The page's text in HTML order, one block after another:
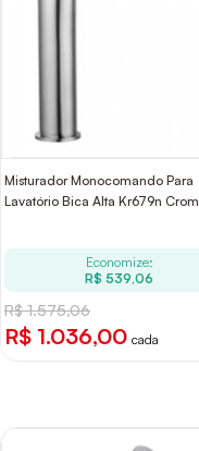
Misturador Monocomando Para
Lavatório Bica Alta Kr679n
Economize:
R$ 539,06
R$ 1.575,06
R$ 1.036,00 cada